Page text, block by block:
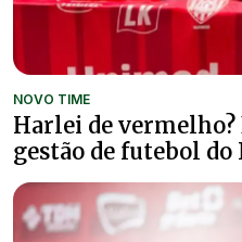
NOVO TIME
Harlei de vermelho?
gestão de futebol do